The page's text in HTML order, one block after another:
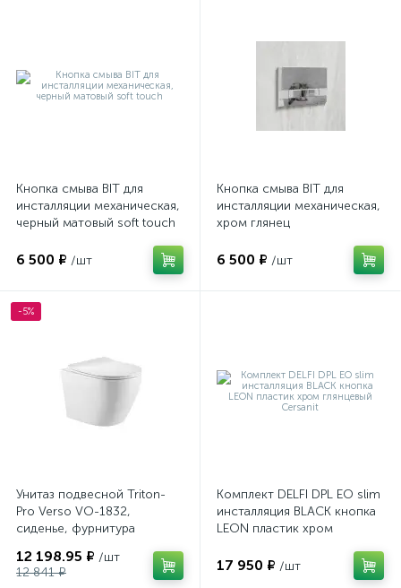
Кнопка смыва BIT для
инсталляции механическая,
черный матовый soft touch
6 500 ₽ /шт
Кнопка смыва BIT для
инсталляции механическая,
хром глянец
6 500 ₽ /шт
-5%
Унитаз подвесной Triton-
Pro Verso VO-1832,
сиденье, фурнитура
12 198.95 ₽ /шт
12 841 ₽
Комплект DELFI DPL EO slim
инсталляция BLACK кнопка
LEON пластик хром
17 950 ₽ /шт